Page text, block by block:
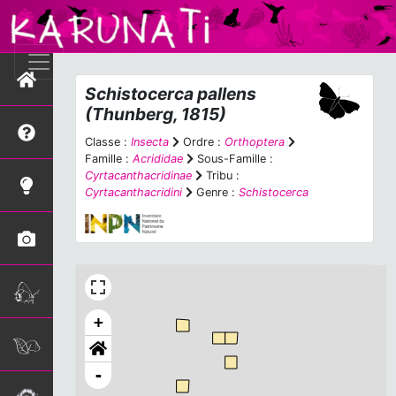
Schistocerca pallens
(Thunberg, 1815)
Classe : Insecta Ordre : Orthoptera
Famille : Acrididae
Sous-Famille :
Cyrtacanthacridinae
Tribu :
Cyrtacanthacridini
Genre : Schistocerca
+
-